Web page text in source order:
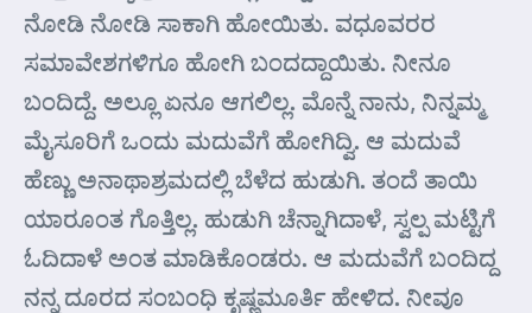
ನೋಡಿ ನೋಡಿ ಸಾಕಾಗಿ ಹೋಯಿತು. ವಧೂವರರ
ಸಮಾವೇಶಗಳಿಗೂ ಹೋಗಿ ಬಂದದ್ದಾಯಿತು. ನೀನೂ
ಬಂದಿದ್ದೆ. ಅಲ್ಲೂ ಏನೂ ಆಗಲಿಲ್ಲ. ಮೊನ್ನೆ ನಾನು, ನಿನ್ನಮ್ಮ
ಮೈಸೂರಿಗೆ ಒಂದು ಮದುವೆಗೆ ಹೋಗಿದ್ವಿ. ಆ ಮದುವೆ
ಹೆಣ್ಣು ಅನಾಥಾಶ್ರಮದಲ್ಲಿ ಬೆಳೆದ ಹುಡುಗಿ. ತಂದೆ ತಾಯಿ
ಯಾರೂಂತ ಗೊತ್ತಿಲ್ಲ. ಹುಡುಗಿ ಚೆನ್ನಾಗಿದಾಳೆ, ಸ್ವಲ್ಪ ಮಟ್ಟಿಗೆ
ಓದಿದಾಳೆ ಅಂತ ಮಾಡಿಕೊಂಡರು. ಆ ಮದುವೆಗೆ ಬಂದಿದ್ದ
ನನ್ನ ದೂರದ ಸಂಬಂಧಿ ಕೃಷ್ಣಮೂರ್ತಿ ಹೇಳಿದ. ನೀವೂ